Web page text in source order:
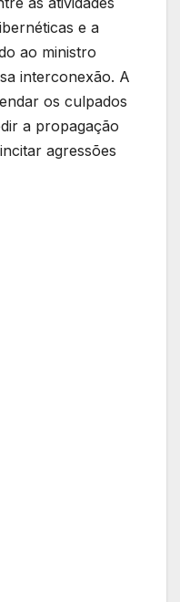
e a
ao ministro
interconexão. A
os culpados
a propagação
agressões